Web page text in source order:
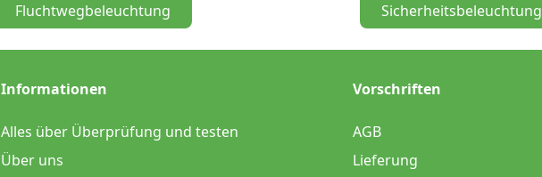
Fluchtwegbeleuchtung Sicherheitsbeleuchtung
Informationen
Alles über Überprüfung und testen
Über uns
Vorschriften
AGB
Lieferung